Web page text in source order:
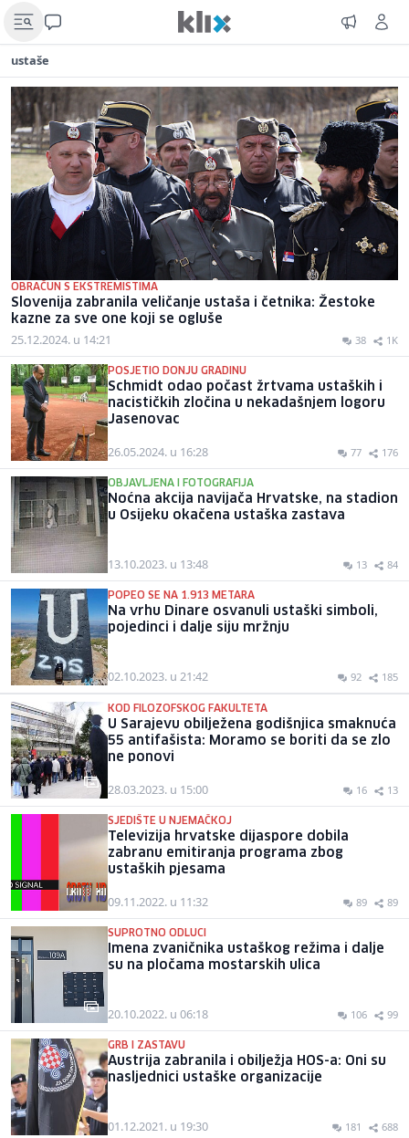
ustaše
OBRAČUN S EKSTREMISTIMA
Slovenija zabranila veličanje ustaša i četnika: Žestoke
kazne za sve one koji se ogluše
25.12.2024. u 14:21 38 1K
POSJETIO DONJU GRADINU
Schmidt odao počast žrtvama ustaških i
nacističkih zločina u nekadašnjem logoru
Jasenovac
26.05.2024. u 16:28 77 176
OBJAVLJENA I FOTOGRAFIJA
Noćna akcija navijača Hrvatske, na stadion
u Osijeku okačena ustaška zastava
13.10.2023. u 13:48 13 84
POPEO SE NA 1.913 METARA
Na vrhu Dinare osvanuli ustaški simboli,
pojedinci i dalje siju mržnju
02.10.2023. u 21:42 92 185
KOD FILOZOFSKOG FAKULTETA
U Sarajevu obilježena godišnjica smaknuća
55 antifašista: Moramo se boriti da se zlo
ne ponovi
28.03.2023. u 15:00 16 13
SJEDIŠTE U NJEMAČKOJ
Televizija hrvatske dijaspore dobila
zabranu emitiranja programa zbog
ustaških pjesama
09.11.2022. u 11:32 89 89
SUPROTNO ODLUCI
Imena zvaničnika ustaškog režima i dalje
su na pločama mostarskih ulica
20.10.2022. u 06:18 106 99
GRB I ZASTAVU
Austrija zabranila i obilježja HOS-a: Oni su
nasljednici ustaške organizacije
01.12.2021. u 19:30 181 688